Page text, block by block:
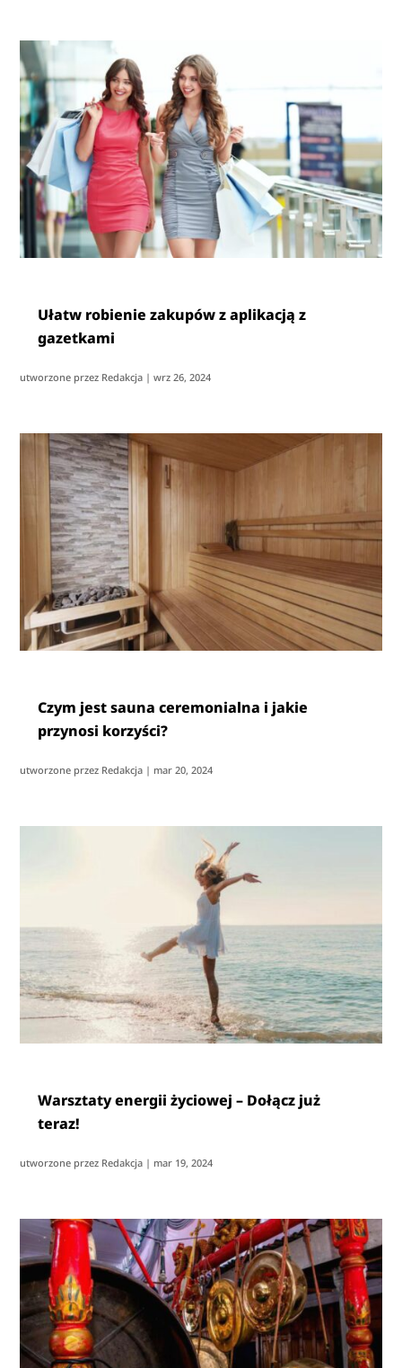
Ułatw robienie zakupów z aplikacją z
gazetkami
utworzone przez Redakcja |wrz 26, 2024
Czym jest sauna ceremonialna i jakie
przynosi korzyści?
utworzone przez Redakcja | mar 20, 2024
Warsztaty energii życiowej – Dołącz już
teraz!
utworzone przez Redakcja | mar 19, 2024